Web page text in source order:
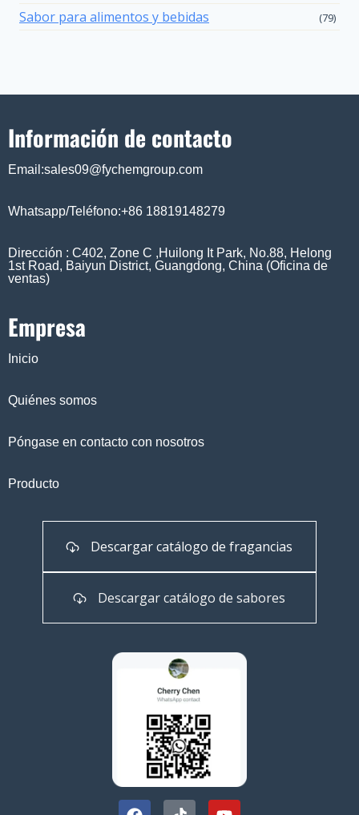
Sabor para alimentos y bebidas (79)
Información de contacto
Email:sales09@fychemgroup.com
Whatsapp/Teléfono:+86 18819148279
Dirección : C402, Zone C ,Huilong It Park, No.88, Helong
1st Road, Baiyun District, Guangdong, China (Oficina de
ventas)
Empresa
Inicio
Quiénes somos
Póngase en contacto con nosotros
Producto
Descargar catálogo de fragancias
Descargar catálogo de sabores